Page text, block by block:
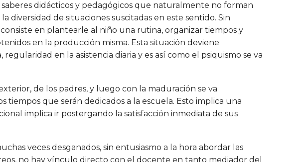
didácticos y pedagógicos que naturalmente no forman
diversidad de situaciones suscitadas en este sentido. Sin
en plantearle al niño una rutina, organizar tiempos y
en la producción misma. Esta situación deviene
en la asistencia diaria y es así como el psiquismo se va
de los padres, y luego con la maduración se va
tiempos que serán dedicados a la escuela. Esto implica una
implica ir postergando la satisfacción inmediata de sus
veces desganados, sin entusiasmo a la hora abordar las
no hay vínculo directo con el docente en tanto mediador del